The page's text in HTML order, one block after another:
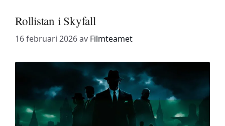
Rollistan i Skyfall
16 februari 2026av Filmteamet